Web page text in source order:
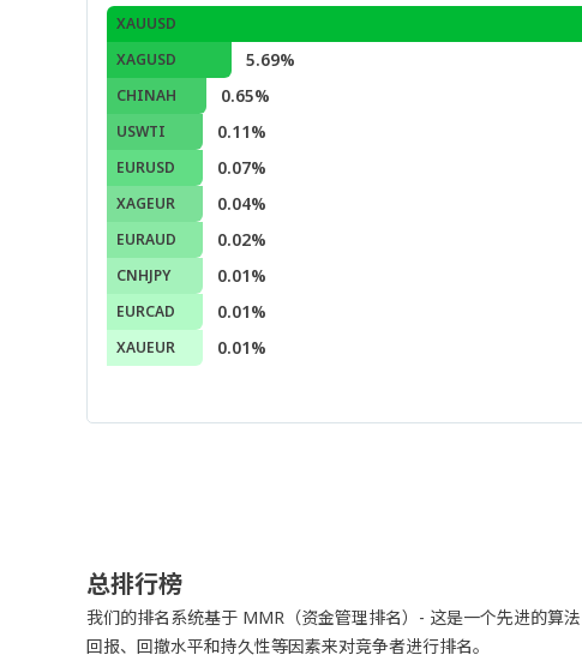
XAUUSD
XAGUSD 5.69%
CHINAH 0.65%
USWTI 0.11%
EURUSD 0.07%
XAGEUR 0.04%
EURAUD 0.02%
CNHJPY 0.01%
EURCAD 0.01%
XAUEUR 0.01%
总排行榜
我们的排名系统基于 MMR（资金管理排名）- 这是一个先进的算
回报、回撤水平和持久性等因素来对竞争者进行排名。